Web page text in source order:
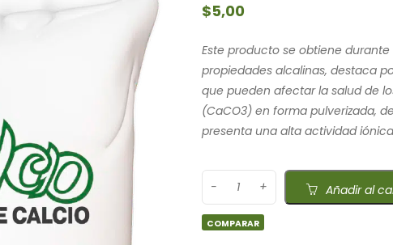
$5,00
Este producto se obtiene
propiedades alcalinas, destaca
que pueden afectar la salud de
(CaCO3) en forma pulverizada,
presenta una alta actividad
Añadir al
COMPARAR